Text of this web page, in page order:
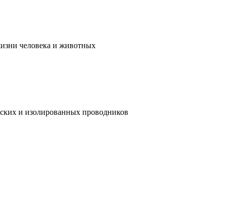
человека и животных
и изолированных проводников